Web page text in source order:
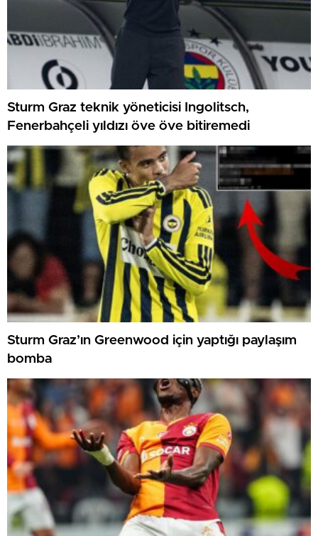
Sturm Graz teknik yöneticisi Ingolitsch,
Fenerbahçeli yıldızı öve öve bitiremedi
Sturm Graz’ın Greenwood için yaptığı paylaşım
bomba